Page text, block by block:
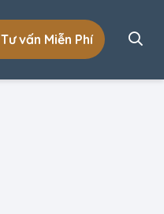
Tư vấn Miễn Phí